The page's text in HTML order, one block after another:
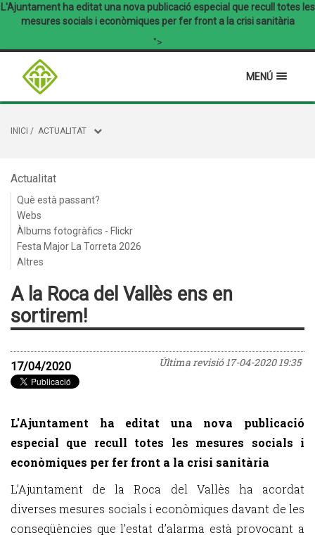
L'Ajuntament ha editat una nova publicació especial que recull totes les
mesures socials i econòmiques per fer front a la crisi sanitària
">
MENÚ
INICI / ACTUALITAT
Actualitat
Què està passant?
Webs
Àlbums fotogràfics - Flickr
Festa Major La Torreta 2026
Altres
A la Roca del Vallès ens en
sortirem!
Última revisió17-04-2020 19:35
17/04/2020
L'Ajuntament ha editat una nova publicació
especial que recull totes les mesures socials i
econòmiques per fer front a la crisi sanitària
L’Ajuntament de la Roca del Vallès ha acordat
diverses mesures socials i econòmiques davant de les
conseqüències que l’estat d’alarma està provocant a